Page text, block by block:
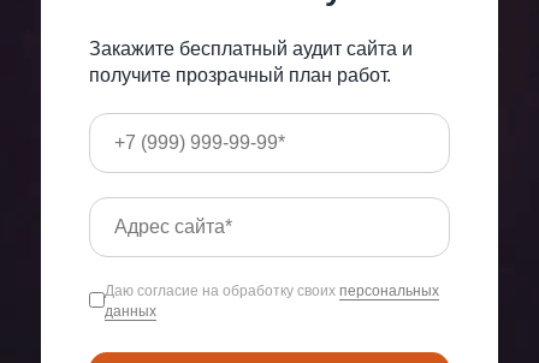
Закажите бесплатный аудит сайта и
получите прозрачный план работ.
Даю согласие на обработку своих персональных
данных